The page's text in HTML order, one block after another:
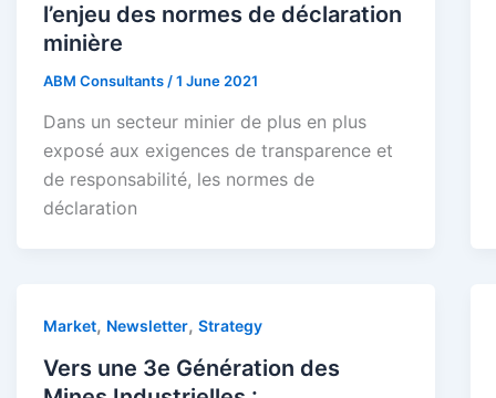
l’enjeu des normes de déclaration
minière
ABM Consultants /1 June 2021
Dans un secteur minier de plus en plus
exposé aux exigences de transparence et
de responsabilité, les normes de
déclaration
Market, Newsletter, Strategy
Vers une 3e Génération des